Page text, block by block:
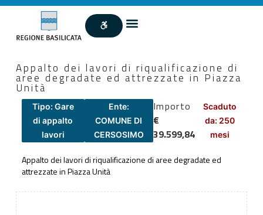
Appalto dei lavori di riqualificazione di
aree degradate ed attrezzate in Piazza
Unità
Tipo: Gare
di appalto
lavori
Ente:
COMUNE DI
CERSOSIMO
Importo
€
39.599,84
Scaduto
da: 250
mesi
Appalto dei lavori di riqualificazione di aree degradate ed
attrezzate in Piazza Unità